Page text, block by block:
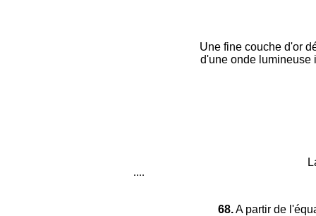
....
Une fine couche d'or
d'une onde lumineuse
68.A partir de